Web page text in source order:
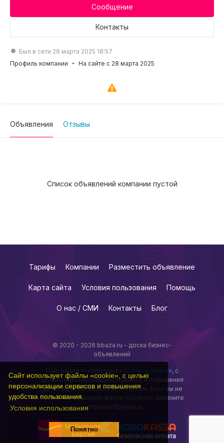
Сайт использует файлы «cookie», с целью
персонализации сервисов и повышения
удобства пользования.
Условия использования
Понятно
Сообщение
Контакты
Был в сети 28 марта 2025 18:57
Профиль компании
На сайте с 28 марта 2025
Объявления Отзывы
Список объявлений компании пустой
© 2020 - 2026 bbaza.ru - доска бизнес-
объявлений
Сайт bbaza.ru использует файлы «cookie», с
целью персонализации сервисов и повышения
удобства пользования веб-сайтом. Если вы не
хотите использовать файлы «cookie», измените
настройки браузера.
Мобильная
версия
Тарифы Компании Разместить объявление
Карта сайта Условия пользования Помощь
О нас / СМИ Контакты Блог